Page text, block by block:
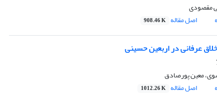
مقصودی
اصل مقاله 908.46 K
عرفانی در اربعین حسینی
معین پورصادق
اصل مقاله 1012.26 K